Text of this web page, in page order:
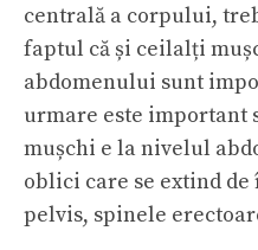
centrală a corpului,
faptul că și ceilalți
abdomenului sunt
urmare este important
mușchi e la nivelul
oblici care se extind
pelvis, spinele